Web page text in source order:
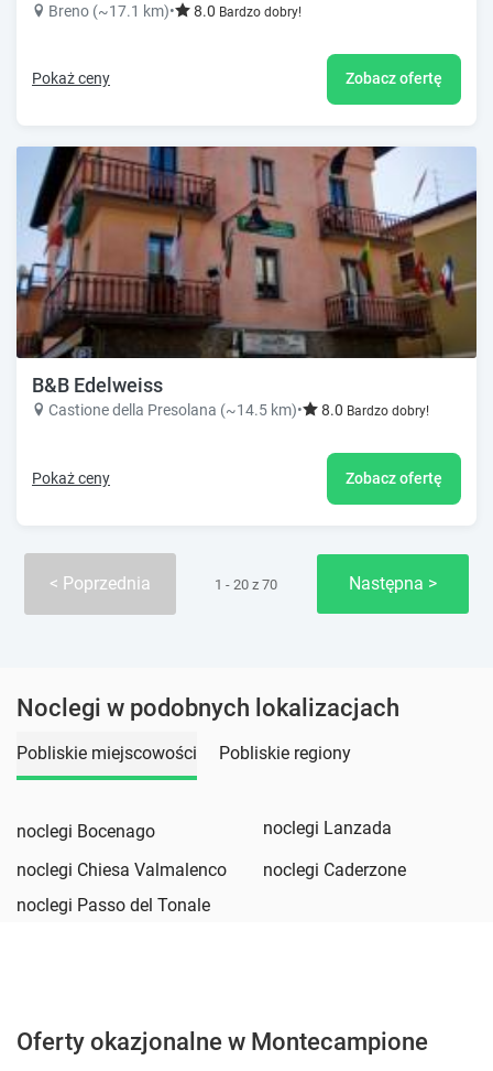
Breno (~17.1 km)• 8.0 Bardzo dobry!
Pokaż ceny Zobacz ofertę
B&B Edelweiss
Castione della Presolana (~14.5 km)• 8.0 Bardzo dobry!
Pokaż ceny Zobacz ofertę
Poprzednia 1 - 20 z 70 Następna
Noclegi w podobnych lokalizacjach
Pobliskie miejscowości Pobliskie regiony
noclegi Bocenago
noclegi Lanzada
noclegi Chiesa Valmalenco
noclegi Caderzone
noclegi Passo del Tonale
Oferty okazjonalne w Montecampione